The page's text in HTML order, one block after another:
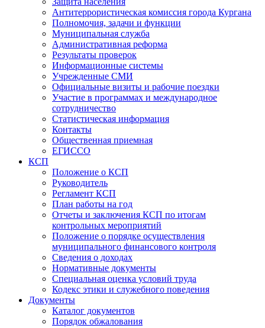
Антитеррористическая комиссия города Кургана
Полномочия, задачи и функции
Муниципальная служба
Административная реформа
Результаты проверок
Информационные системы
Учрежденные СМИ
Официальные визиты и рабочие поездки
Участие в программах и международное
сотрудничество
Статистическая информация
Контакты
Общественная приемная
ЕГИССО
КСП
Положение о КСП
Руководитель
Регламент КСП
План работы на год
Отчеты и заключения КСП по итогам
контрольных мероприятий
Положение о порядке осуществления
муниципального финансового контроля
Сведения о доходах
Нормативные документы
Специальная оценка условий труда
Кодекс этики и служебного поведения
Документы
Каталог документов
Порядок обжалования